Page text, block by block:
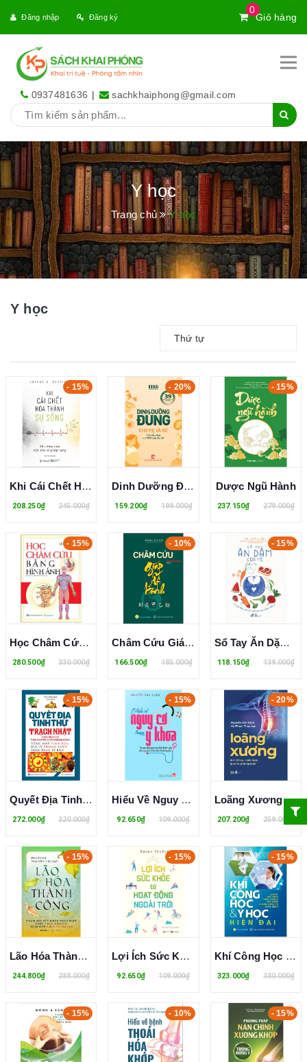
0
Giỏ hàng
Đăng nhập Đăng ký
0937481636 | sachkhaiphong@gmail.com
Y học
Trang chủ Y học
Y học
Thứ tự
- 15%
Khi Cái Chết Hóa Thành Sự Sống - Ghi Chép Của Một Bác Sĩ Ghép Tạng - Joshua D. Mezrich
208.250₫ 245.000₫
- 20%
Dinh Dưỡng Đúng Cho Mẹ Và Bé - Khởi Đầu Vàng Cho 1000 Ngày Đầu Đời
159.200₫ 199.000₫
- 15%
Dược Ngũ Hành
237.150₫ 279.000₫
- 15%
Học Châm Cứu Bằng Hình Ảnh - Lê Quý Ngưu
280.500₫ 330.000₫
- 10%
Châm Cứu Giáp Ất Kinh (Tập 1) - Hoàng Phủ Mật
166.500₫ 185.000₫
- 15%
Sổ Tay Ăn Dặm Của mẹ - Giải Đáp Mọi Câu Hỏi Của Mẹ Về Ăn Dặm - BS. Lê Thị Hải
118.150₫ 139.000₫
- 15%
Quyết Địa Tinh Thư - Trạch Nhật (Bìa Cứng)
272.000₫ 320.000₫
- 15%
Hiểu Về Nguy Cơ Trong Y Khoa - Nguyễn Văn Tuấn
92.650₫ 109.000₫
- 20%
Loãng Xương - Dịch Tễ Học, Chẩn Đoán, Quản Lý, Phòng Ngừa - GS. Nguyễn Văn Tuấn, BS. Hồ Phạm Thục Lan
207.200₫ 259.000₫
- 15%
Lão Hóa Thành Công - Chăm Sóc Sức Khỏe Toàn Diện Theo Y Học Hiện Đại Tích Hợp Y Học Cổ Truyền - PGS. TS. BS. Nguyễn Thị Bay
244.800₫ 288.000₫
- 15%
Lợi Ích Sức Khỏe Từ Hoạt Động Ngoài Trời - Kazuo Tsubota
92.650₫ 109.000₫
- 15%
Khí Công Học Và Y Học Hiện Đại - Luyện Khí Công Tăng Cường Sức Khỏe Phòng Bệnh Và Chữa Bệnh (Bìa Cứng)
323.000₫ 380.000₫
- 15% - 10% - 15%